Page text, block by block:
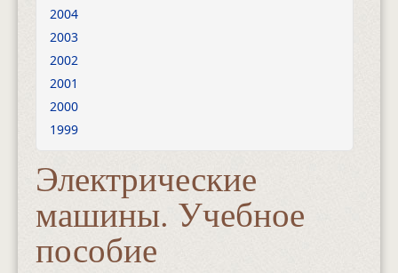
2004
2003
2002
2001
2000
1999
Электрические
машины. Учебное
пособие